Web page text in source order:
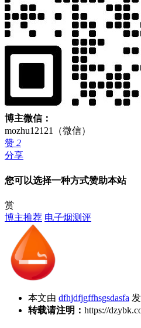
博主微信：
mozhu12121（微信）
赞 2
分享
您可以选择一种方式赞助本站
赏
博主推荐 电子烟测评
本文由 dfhjdfjgffhsgsdasfa
转载请注明： https://